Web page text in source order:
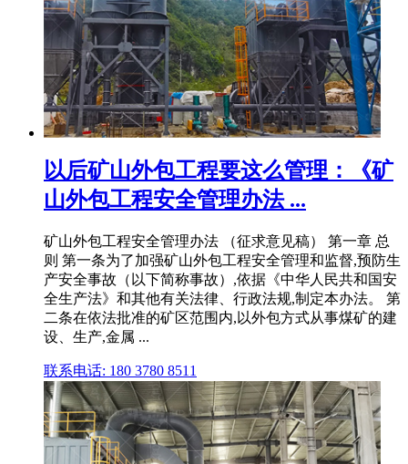
以后矿山外包工程要这么管理：《矿
山外包工程安全管理办法 ...
矿山外包工程安全管理办法 （征求意见稿） 第一章 总
则 第一条为了加强矿山外包工程安全管理和监督,预防生
产安全事故（以下简称事故）,依据《中华人民共和国安
全生产法》和其他有关法律、行政法规,制定本办法。 第
二条在依法批准的矿区范围内,以外包方式从事煤矿的建
设、生产,金属 ...
联系电话: 180 3780 8511